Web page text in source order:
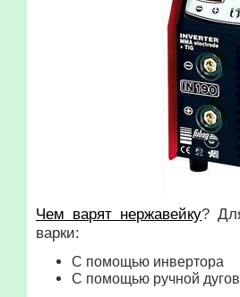
Чем варят нержавейку?
варки:
С помощью инвертора
С помощью ручной